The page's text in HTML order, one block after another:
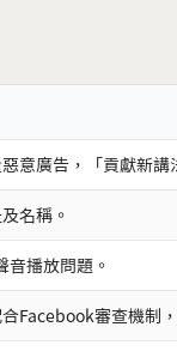
意廣告，「貢獻新講
名稱。
播放問題。
Facebook審查機制